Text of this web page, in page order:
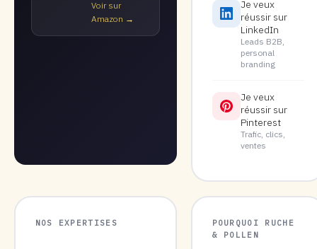
Voir sur
Amazon →
Je veux
réussir sur
LinkedIn
Leads B2B,
personal
branding
Je veux
réussir sur
Pinterest
Trafic, clics,
ventes
NOS EXPERTISES
POURQUOI RUCHE
& POLLEN